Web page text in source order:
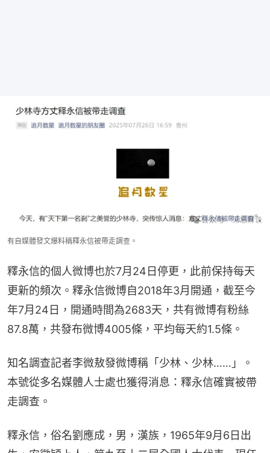
有自媒體發文爆料稱釋永信被帶走調查。
釋永信的個人微博也於7月24日停更，此前保持每天
更新的頻次。釋永信微博自2018年3月開通，截至今
年7月24日，開通時間為2683天，共有微博有粉絲
87.8萬，共發布微博4005條，平均每天約1.5條。
知名調查記者李微敖發微博稱「少林、少林……」。
本號從多名媒體人士處也獲得消息：釋永信確實被帶
走調查。
釋永信，俗名劉應成，男，漢族，1965年9月6日出